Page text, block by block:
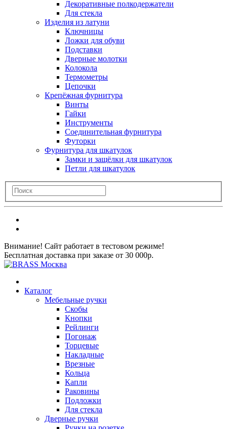
Декоративные полкодержатели
Для стекла
Изделия из латуни
Ключницы
Ложки для обуви
Подставки
Дверные молотки
Колокола
Термометры
Цепочки
Крепёжная фурнитура
Винты
Гайки
Инструменты
Соединительная фурнитура
Футорки
Фурнитура для шкатулок
Замки и защёлки для шкатулок
Петли для шкатулок
Внимание! Сайт работает в тестовом режиме!
Бесплатная доставка при заказе от 30 000р.
Каталог
Мебельные ручки
Скобы
Кнопки
Рейлинги
Погонаж
Торцевые
Накладные
Врезные
Кольца
Капли
Раковины
Подложки
Для стекла
Дверные ручки